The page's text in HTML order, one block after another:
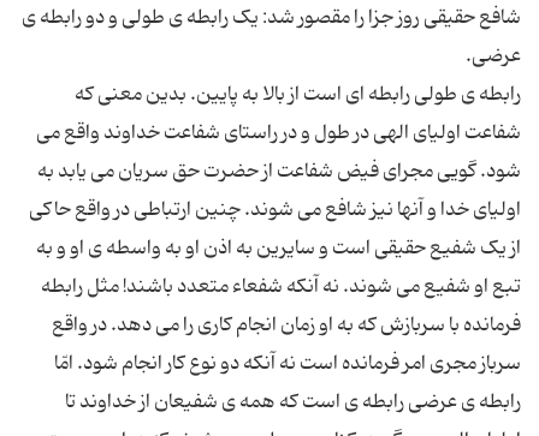
شافع حقیقی روز جزا را مقصور شد: یک رابطه ی طولی و دو رابطه ی
رابطه ی طولی رابطه ای است از بالا به پایین. بدین معنی که
شفاعت اولیای الهی در طول و در راستای شفاعت خداوند واقع می
شود. گویی مجرای فیض شفاعت از حضرت حق سریان می یابد به
اولیای خدا و آنها نیز شافع می شوند. چنین ارتباطی در واقع حاکی
از یک شفیع حقیقی است و سایرین به اذن او به واسطه ی او و به
تبع او شفیع می شوند. نه آنکه شفعاء متعدد باشند! مثل رابطه
فرمانده با سربازش که به او زمان انجام کاری را می دهد. در واقع
سرباز مجری امر فرمانده است نه آنکه دو نوع کار انجام شود. امّا
رابطه ی عرضی رابطه ی است که همه ی شفیعان از خداوند تا